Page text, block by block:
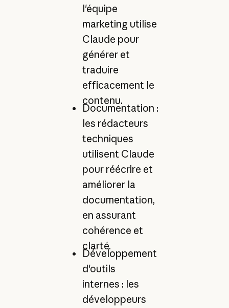
l'équipe
marketing utilise
Claude pour
générer et
traduire
efficacement le
contenu.
Documentation :
les rédacteurs
techniques
utilisent Claude
pour réécrire et
améliorer la
documentation,
en assurant
cohérence et
clarté.
Développement
d'outils
internes : les
développeurs